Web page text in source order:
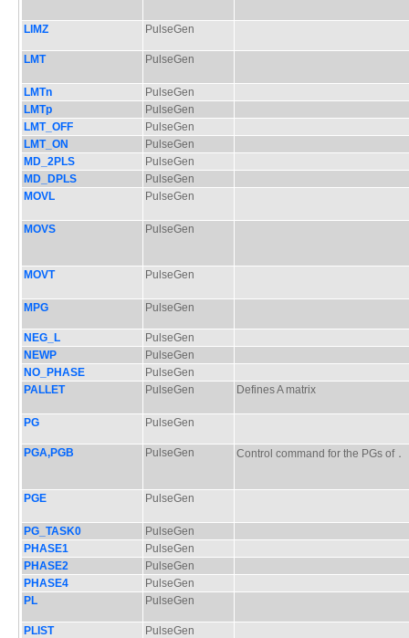
LIMZ PulseGen
LMT PulseGen
LMTn
PulseGen
LMTp
PulseGen
LMT_OFF
PulseGen
LMT_ON
PulseGen
MD_2PLS
PulseGen
MD_DPLS
PulseGen
MOVL
PulseGen
MOVS PulseGen
MOVT PulseGen
MPG PulseGen
NEG_L
PulseGen
NEWP
PulseGen
NO_PHASE
PulseGen
PALLET
PulseGen Defines A matrix
PG PulseGen
PGA,PGB PulseGen Control command for the PGs of．
PGE PulseGen
PG_TASK0
PulseGen
PHASE1
PulseGen
PHASE2
PulseGen
PHASE4
PulseGen
PL
PulseGen
PLIST PulseGen